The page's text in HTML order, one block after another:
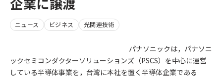
ニュース ビジネス 光関連技術
パナソニックは，パナソニ
ックセミコンダクターソリューションズ（PSCS）を中心に運営
している半導体事業を，台湾に本社を置く半導体企業である